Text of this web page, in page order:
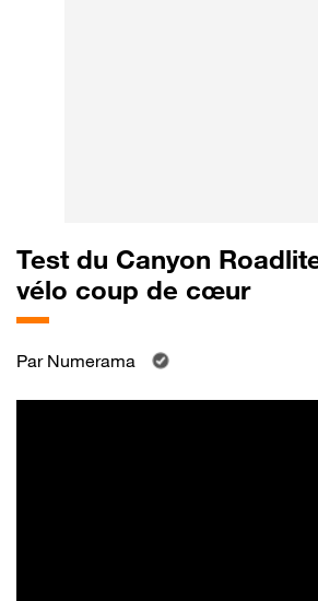
Test du Canyon
vélo coup de cœur
Par Numerama